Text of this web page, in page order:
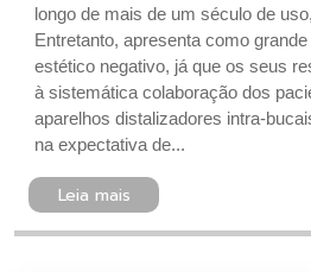
longo de mais de um século de
Entretanto, apresenta como
estético negativo, já que os seus
à sistemática colaboração dos
aparelhos distalizadores intra-
na expectativa de...
Leia mais